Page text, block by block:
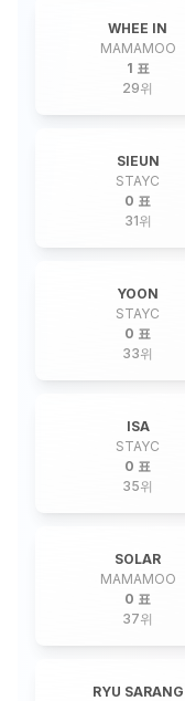
WHEE IN
MAMAMOO
1 표
29위
SIEUN
STAYC
0 표
31위
YOON
STAYC
0 표
33위
ISA
STAYC
0 표
35위
SOLAR
MAMAMOO
0 표
37위
RYU SARANG